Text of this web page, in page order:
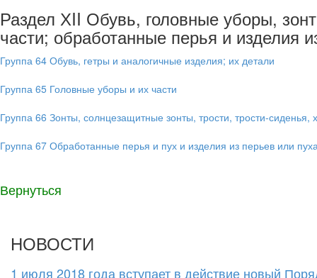
Раздел ХII Обувь, головные уборы,
части; обработанные перья и изделия
Группа 64 Обувь, гетры и аналогичные изделия; их детали
Группа 65 Головные уборы и их части
Группа 66 Зонты, солнцезащитные зонты, трости, трости-
Группа 67 Обработанные перья и пух и изделия из перьев или
Вернуться
НОВОСТИ
1 июля 2018 года вступает в действие новый